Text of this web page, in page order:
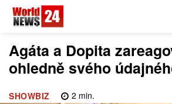
Agáta a Dopita
ohledně svého
SHOWBIZ 2 min.